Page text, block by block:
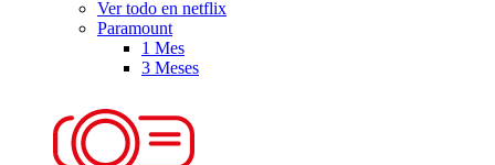
Ver todo en netflix
Paramount
1 Mes
3 Meses